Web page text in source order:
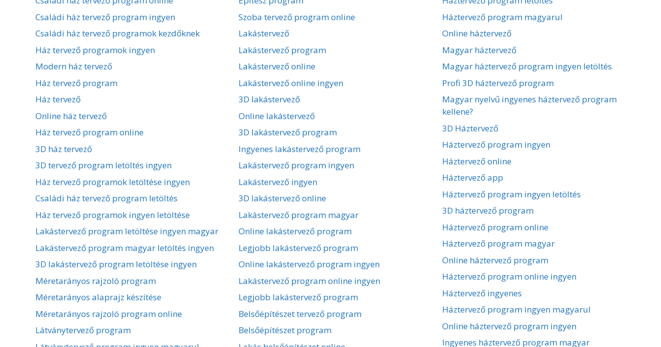
Családi ház tervező program ingyen
Családi ház tervező programok kezdőknek
Ház tervező programok ingyen
Modern ház tervező
Ház tervező program
Ház tervező
Online ház tervező
Ház tervező program online
3D ház tervező
3D tervező program letöltés ingyen
Ház tervező programok letöltése ingyen
Családi ház tervező program letöltés
Ház tervező programok ingyen letöltése
Lakástervező program letöltése ingyen magyar
Lakástervező program magyar letöltés ingyen
3D lakástervező program letöltése ingyen
Méretarányos rajzoló program
Méretarányos alaprajz készítése
Méretarányos rajzoló program online
Látványtervező program
Szoba tervező program online
Lakástervező
Lakástervező program
Lakástervező online
Lakástervező online ingyen
3D lakástervező
Online lakástervező
3D lakástervező program
Ingyenes lakástervező program
Lakástervező program ingyen
Lakástervező ingyen
3D lakástervező online
Lakástervező program magyar
Online lakástervező program
Legjobb lakástervező program
Online lakástervező program ingyen
Lakástervező program online ingyen
Legjobb lakástervező program
Belsőépítészet tervező program
Belsőépítészet program
Háztervező program magyarul
Online háztervező
Magyar háztervező
Magyar háztervező program ingyen letöltés
Profi 3D háztervező program
Magyar nyelvű ingyenes háztervező program
kellene?
3D Háztervező
Háztervező program ingyen
Háztervező online
Háztervező app
Háztervező program ingyen letöltés
3D háztervező program
Háztervező program online
Háztervező program magyar
Online háztervező program
Háztervező program online ingyen
Háztervező ingyenes
Háztervező program ingyen magyarul
Online háztervező program ingyen
Ingyenes háztervező program magyar